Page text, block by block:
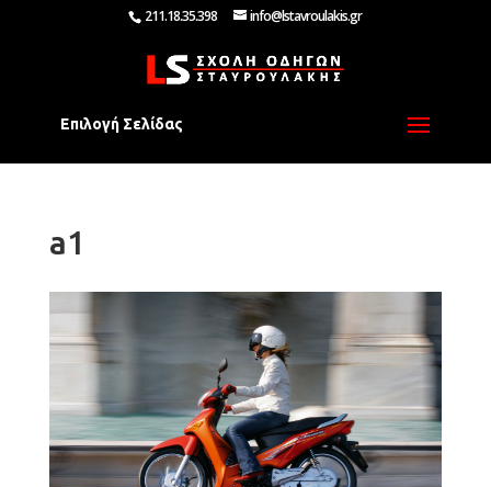
211.18.35.398 info@lstavroulakis.gr
Επιλογή Σελίδας
a1